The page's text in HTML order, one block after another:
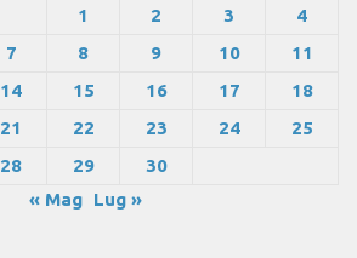
1
2 3
4
7 8 9 10
11
14 15 16 17
18
21 22 23 24
25
28 29
30
« Mag
Lug »